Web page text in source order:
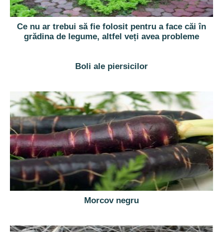
Ce nu ar trebui să fie folosit pentru a face căi în
grădina de legume, altfel veți avea probleme
Boli ale piersicilor
Morcov negru